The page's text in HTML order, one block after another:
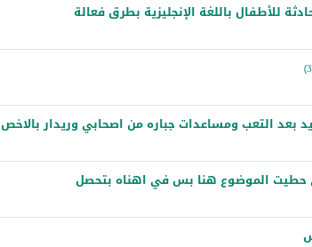
للأطفال باللغة الإنجليزية بطرق فعالة
3
)
بعد التعب ومساعدات جباره من اصحابي وريدار بالاخص
الموضوع هنا بس في اهناه بتحصل